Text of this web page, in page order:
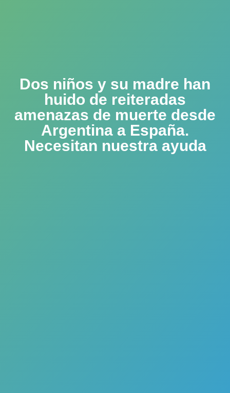
Dos niños y su madre han
huido de reiteradas
amenazas de muerte desde
Argentina a España.
Necesitan nuestra ayuda